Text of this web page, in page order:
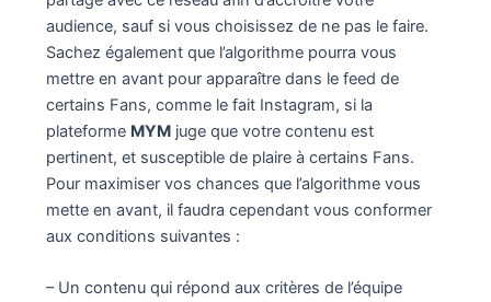
audience, sauf si vous choisissez de ne pas le faire.
Sachez également que l’algorithme pourra vous
mettre en avant pour apparaître dans le feed de
certains Fans, comme le fait Instagram, si la
plateforme MYMjuge que votre contenu est
pertinent, et susceptible de plaire à certains Fans.
Pour maximiser vos chances que l’algorithme vous
mette en avant, il faudra cependant vous conformer
aux conditions suivantes :
– Un contenu qui répond aux critères de l’équipe